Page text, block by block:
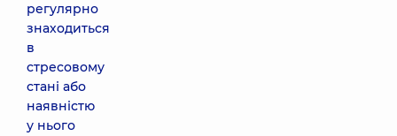
регулярно
знаходиться
в
стресовому
стані або
наявністю
у нього